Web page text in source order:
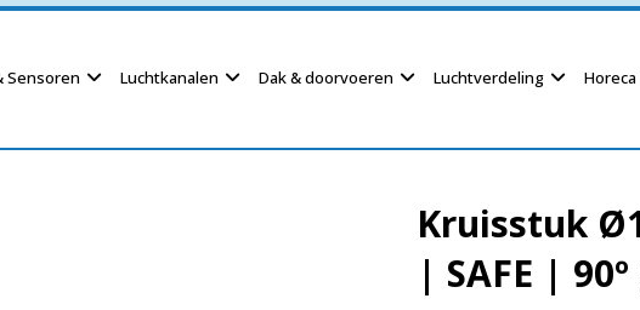
Sensoren Luchtkanalen Dak & doorvoeren Luchtverdeling Horeca
Kruisstuk
| SAFE |